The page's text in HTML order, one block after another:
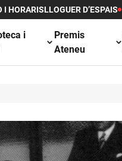
I HORARISLLOGUER D’ESPAIS
i
Premis
Ateneu